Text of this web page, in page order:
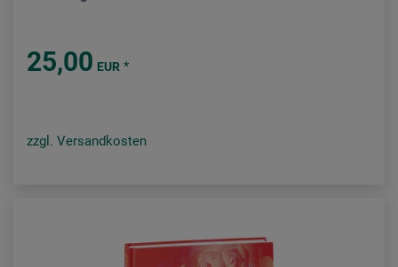
25,00 EUR *
zzgl. Versandkosten